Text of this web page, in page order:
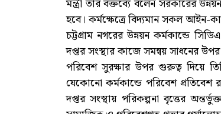
মন্ত্রী তার বক্তব্যে বলেন সরকারের
হবে। কর্মক্ষেত্রে বিদ্যমান সকল আইন-
চট্টগ্রাম নগরের উন্নয়ন কর্মকান্ডে
দপ্তর সংস্থার কাজে সমন্বয় সাধনের
পরিবেশ সুরক্ষার উপর গুরুত্ব দিয়ে
যেকোনো কর্মকান্ডে পরিবেশ প্রতিবেশ
দপ্তর সংস্থায় পরিকল্পনা বৃত্তের